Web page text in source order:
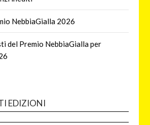
NebbiaGialla 2026
del Premio NebbiaGialla per
EDIZIONI